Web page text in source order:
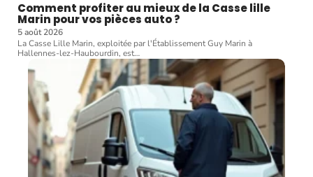
Comment profiter au mieux de la Casse lille
Marin pour vos pièces auto ?
5 août 2026
La Casse Lille Marin, exploitée par l'Établissement Guy Marin à
Hallennes-lez-Haubourdin, est…